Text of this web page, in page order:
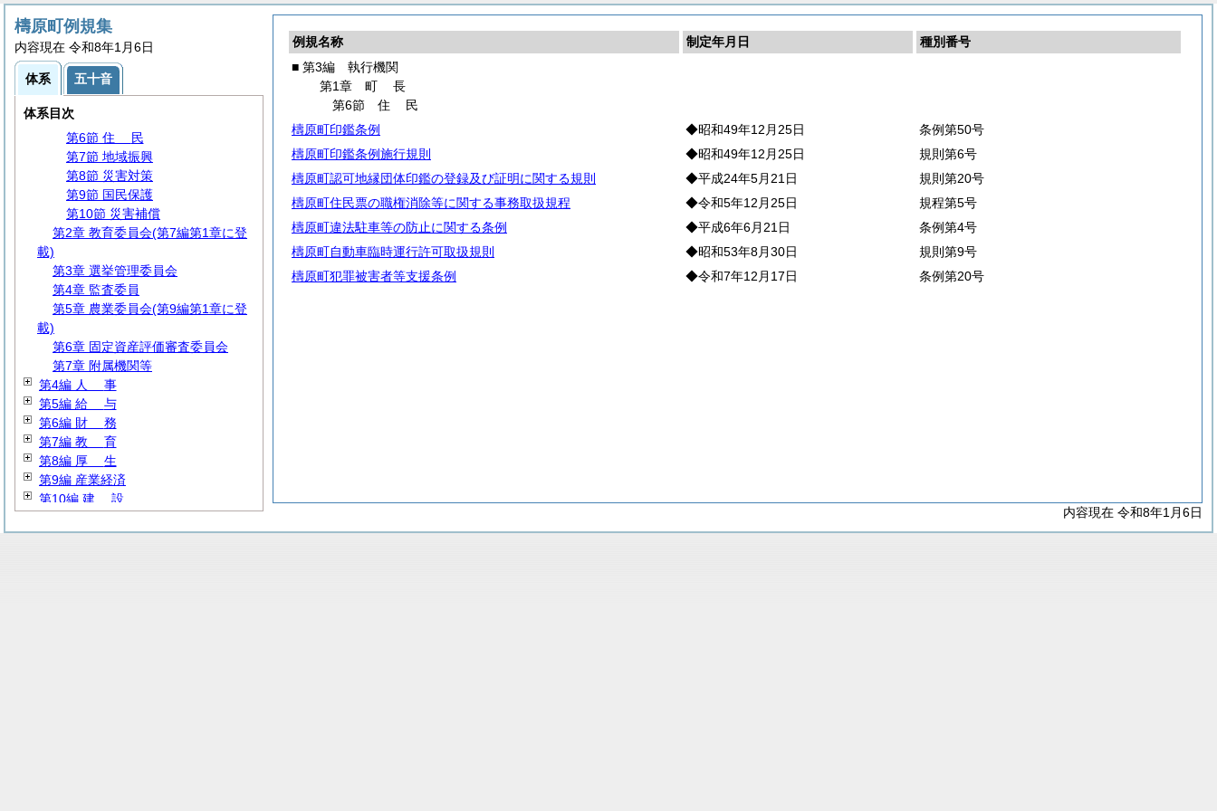
例規名称 制定年月日
種別番号
■ 第3編 執行機関
第1章 町長
第6節 住
民
檮原町印鑑条例
◆昭和49年12月25日
条例第50号
檮原町印鑑条例施行規則
◆昭和49年12月25日
規則第6号
檮原町認可地縁団体印鑑の登録及び証明に関する規則
◆平成24年5月21日
規則第20号
檮原町住民票の職権消除等に関する事務取扱規程
◆令和5年12月25日
規程第5号
檮原町違法駐車等の防止に関する条例
◆平成6年6月21日
条例第4号
檮原町自動車臨時運行許可取扱規則
◆昭和53年8月30日
規則第9号
檮原町犯罪被害者等支援条例
◆令和7年12月17日 条例第20号
内容現在 令和8年1月6日
檮原町例規集
内容現在 令和8年1月6日
体系 五十音
体系目次
第3編 執行機関
第1章町
第1節 事務分掌
第2節 代理・代決等
第3節 文書・公印
第4節 情報の公開・保護等
第5節 行政手続
第6節 住
民
第7節 地域振興
第8節 災害対策
第9節 国民保護
第10節 災害補償
第2章 教育委員会(第7編第1章に登
載)
第3章 選挙管理委員会
第4章 監査委員
第5章 農業委員会(第9編第1章に登
載)
第6章 固定資産評価審査委員会
第7章 附属機関等
第4編 人 事
第5編 給 与
第6編 財 務
第7編 教 育
第8編 厚 生
第9編 産業経済
第10編 建 設
第12編 その他